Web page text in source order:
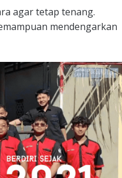
agar tetap tenang.
mendengarkan